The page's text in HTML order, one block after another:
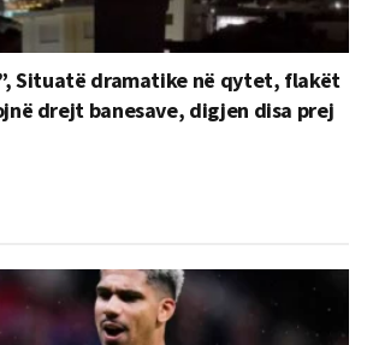
Situatë dramatike në qytet, flakët
drejt banesave, digjen disa prej